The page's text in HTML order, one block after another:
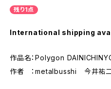
残り1点
International shipping
作品名：Polygon
作者 ：metalbusshi 今井祐二